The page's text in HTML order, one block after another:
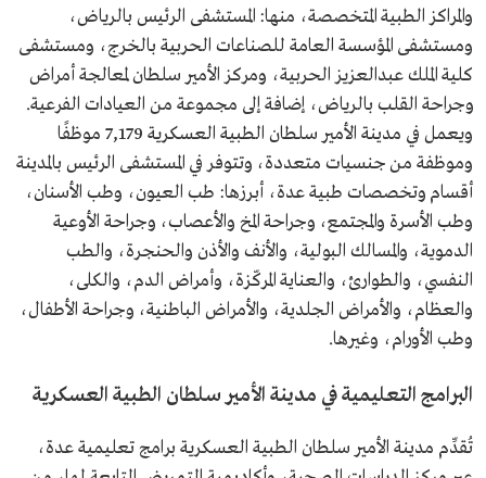
والمراكز الطبية المتخصصة، منها: المستشفى الرئيس بالرياض،
ومستشفى المؤسسة العامة للصناعات الحربية بالخرج، ومستشفى
كلية الملك عبدالعزيز الحربية، ومركز الأمير سلطان لمعالجة أمراض
وجراحة القلب بالرياض، إضافة إلى مجموعة من العيادات الفرعية.
ويعمل في مدينة الأمير سلطان الطبية العسكرية 7,179 موظفًا
وموظفة من جنسيات متعددة، وتتوفر في المستشفى الرئيس بالمدينة
أقسام وتخصصات طبية عدة، أبرزها: طب العيون، وطب الأسنان،
وطب الأسرة والمجتمع، وجراحة المخ والأعصاب، وجراحة الأوعية
الدموية، والمسالك البولية، والأنف والأذن والحنجرة، والطب
النفسي، والطوارئ، والعناية المركّزة، وأمراض الدم، والكلى،
والعظام، والأمراض الجلدية، والأمراض الباطنية، وجراحة الأطفال،
وطب الأورام، وغيرها.
البرامج التعليمية في مدينة الأمير سلطان الطبية العسكرية
تُقدِّم مدينة الأمير سلطان الطبية العسكرية برامج تعليمية عدة،